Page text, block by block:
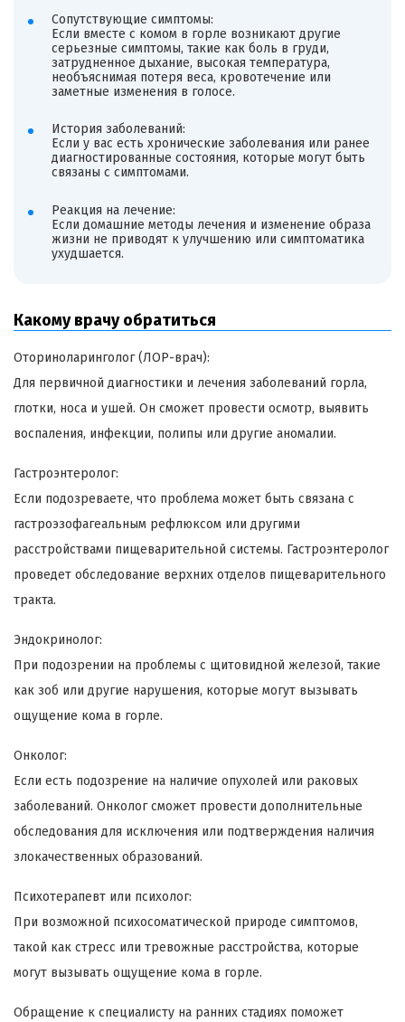
Сопутствующие симптомы:
Если вместе с комом в горле возникают другие
серьезные симптомы, такие как боль в груди,
затрудненное дыхание, высокая температура,
необъяснимая потеря веса, кровотечение или
заметные изменения в голосе.
История заболеваний:
Если у вас есть хронические заболевания или ранее
диагностированные состояния, которые могут быть
связаны с симптомами.
Реакция на лечение:
Если домашние методы лечения и изменение образа
жизни не приводят к улучшению или симптоматика
ухудшается.
Какому врачу обратиться
Оториноларинголог (ЛОР-врач):
Для первичной диагностики и лечения заболеваний горла,
глотки, носа и ушей. Он сможет провести осмотр, выявить
воспаления, инфекции, полипы или другие аномалии.
Гастроэнтеролог:
Если подозреваете, что проблема может быть связана с
гастроэзофагеальным рефлюксом или другими
расстройствами пищеварительной системы. Гастроэнтеролог
проведет обследование верхних отделов пищеварительного
тракта.
Эндокринолог:
При подозрении на проблемы с щитовидной железой, такие
как зоб или другие нарушения, которые могут вызывать
ощущение кома в горле.
Онколог:
Если есть подозрение на наличие опухолей или раковых
заболеваний. Онколог сможет провести дополнительные
обследования для исключения или подтверждения наличия
злокачественных образований.
Психотерапевт или психолог:
При возможной психосоматической природе симптомов,
такой как стресс или тревожные расстройства, которые
могут вызывать ощущение кома в горле.
Обращение к специалисту на ранних стадиях поможет